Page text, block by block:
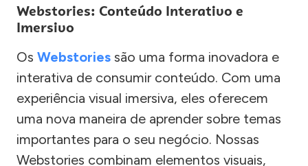
Webstories: Conteúdo Interativo e
Imersivo
Os Webstories são uma forma inovadora e
interativa de consumir conteúdo. Com uma
experiência visual imersiva, eles oferecem
uma nova maneira de aprender sobre temas
importantes para o seu negócio. Nossas
Webstories combinam elementos visuais,